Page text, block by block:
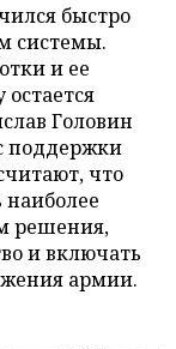
быстро
системы.
и ее
Головин
поддержки
что
решения,
и включать
армии.